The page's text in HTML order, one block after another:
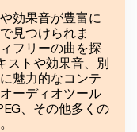
効果音が豊富に
見つけられま
フリーの曲を探
ストや効果音、別
魅力的なコンテ
ーディオツール
、その他多くの